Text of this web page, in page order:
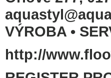
VÝROBA •
http://